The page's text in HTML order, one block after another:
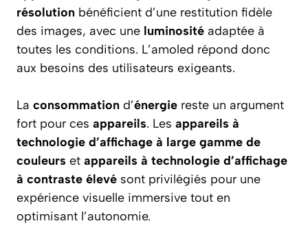
résolution bénéficient d’une restitution fidèle
des images, avec une luminosité adaptée à
toutes les conditions. L’amoled répond donc
aux besoins des utilisateurs exigeants.
La consommation d’énergie reste un argument
fort pour ces appareils. Les appareils à
technologie d’affichage à large gamme de
couleurs et appareils à technologie d’affichage
à contraste élevé sont privilégiés pour une
expérience visuelle immersive tout en
optimisant l’autonomie.